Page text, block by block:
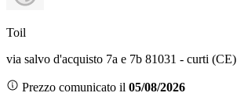
Toil
via salvo d'acquisto 7a e 7b 81031 - curti (CE)
Prezzo comunicato il 05/08/2026